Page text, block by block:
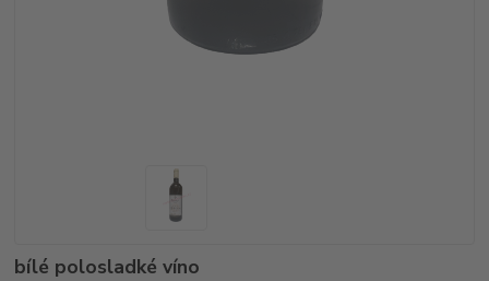
bílé polosladké víno